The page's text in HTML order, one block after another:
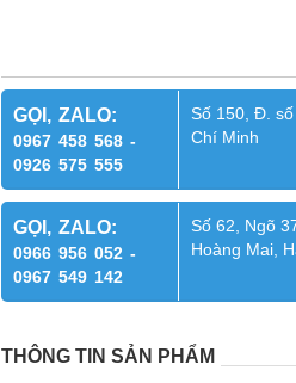
GỌI, ZALO:
0967 458 568 -
0926 575 555
Số 150, Đ.
Chí Minh
GỌI, ZALO:
0966 956 052 -
0967 549 142
Số 62, Ngõ
Hoàng Mai,
THÔNG TIN SẢN PHẨM